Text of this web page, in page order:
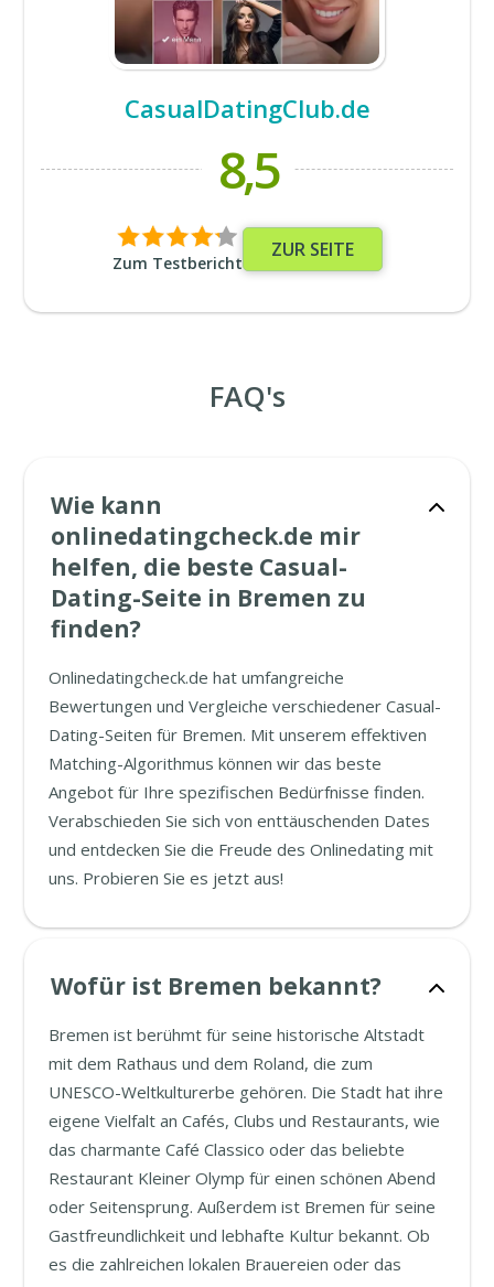
CasualDatingClub.de
8,5
Zum Testbericht
ZUR SEITE
FAQ's
Wie kann
onlinedatingcheck.de mir
helfen, die beste Casual-
Dating-Seite in Bremen zu
finden?
Onlinedatingcheck.de hat umfangreiche
Bewertungen und Vergleiche verschiedener Casual-
Dating-Seiten für Bremen. Mit unserem effektiven
Matching-Algorithmus können wir das beste
Angebot für Ihre spezifischen Bedürfnisse finden.
Verabschieden Sie sich von enttäuschenden Dates
und entdecken Sie die Freude des Onlinedating mit
uns. Probieren Sie es jetzt aus!
Wofür ist Bremen bekannt?
Bremen ist berühmt für seine historische Altstadt
mit dem Rathaus und dem Roland, die zum
UNESCO-Weltkulturerbe gehören. Die Stadt hat ihre
eigene Vielfalt an Cafés, Clubs und Restaurants, wie
das charmante Café Classico oder das beliebte
Restaurant Kleiner Olymp für einen schönen Abend
oder Seitensprung. Außerdem ist Bremen für seine
Gastfreundlichkeit und lebhafte Kultur bekannt. Ob
es die zahlreichen lokalen Brauereien oder das